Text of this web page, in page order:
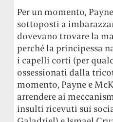
Per un momento,
sottoposti a
dovevano trovare la
perché la principessa
i capelli corti (per
ossessionati dalla
momento, Payne e
arrendere ai
insulti ricevuti sui